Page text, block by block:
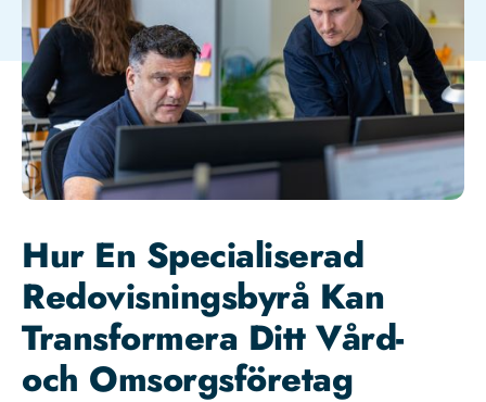
Hur En Specialiserad
Redovisningsbyrå Kan
Transformera Ditt Vård-
och Omsorgsföretag